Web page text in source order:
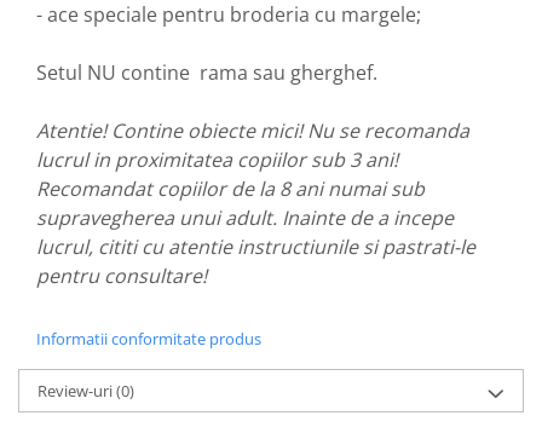
- ace speciale pentru broderia cu margele;
Setul NU contine rama sau gherghef.
Atentie! Contine obiecte mici! Nu se recomanda
lucrul in proximitatea copiilor sub 3 ani!
Recomandat copiilor de la 8 ani numai sub
supravegherea unui adult. Inainte de a incepe
lucrul, cititi cu atentie instructiunile si pastrati-le
pentru consultare!
Informatii conformitate produs
Review-uri(0)